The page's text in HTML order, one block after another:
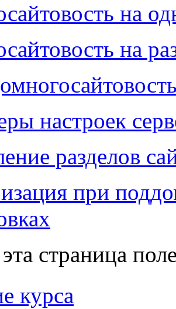
на
на
настроек
разделов
при
страница
курса